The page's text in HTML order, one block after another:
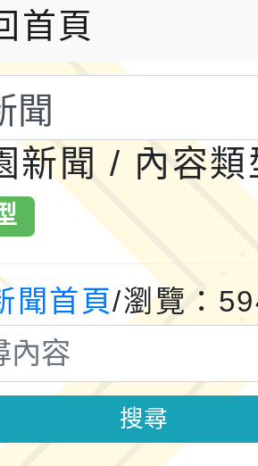
計畫十一-2：國
證研習計畫」
度「教育部表揚
推展貢獻獎」實
園市政府交通局
服務，鼓勵民眾
的減碳存摺2.0
如說明，請參閱
第二屆全國原住
新北亞洲盃暨
項錦標賽
115學年度學生
年『王牌愛／
列徵選頒獎典禮
」
鎮韌性防空演習
大溪自造教育及
份教師研習
功大學辦理「台
首頁
新聞 / 內容類
聞首頁/瀏覽：
搜尋